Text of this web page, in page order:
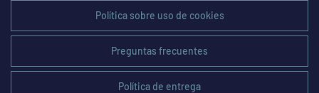
Política sobre uso de cookies
Preguntas frecuentes
Política de entrega